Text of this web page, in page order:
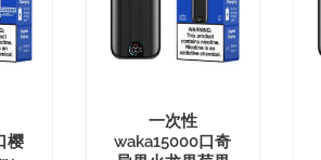
樱
一次性
waka15000口奇